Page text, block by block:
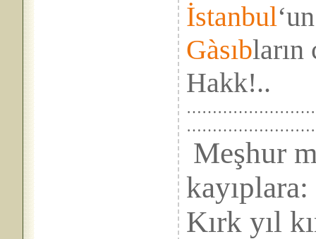
İstanbul
Gàsıbların
Hakk!..
……………………….
Meşhur
Kırk yıl